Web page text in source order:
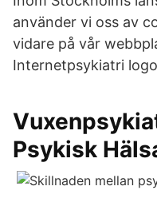
använder vi oss av
vidare på vår
Internetpsykiatri
Psykisk